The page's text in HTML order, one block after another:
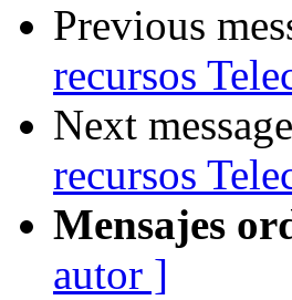
Previous
recursos
Next
recursos
Mensajes
autor ]